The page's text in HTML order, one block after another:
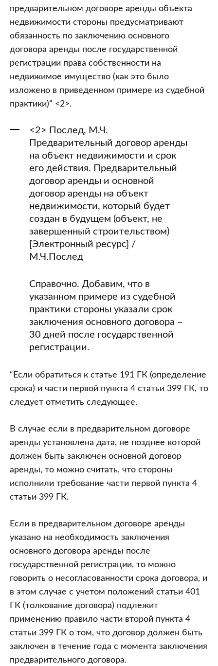
предварительном договоре аренды объекта
недвижимости стороны предусматривают
обязанность по заключению основного
договора аренды после государственной
регистрации права собственности на
недвижимое имущество (как это было
изложено в приведенном примере из судебной
практики)” <2>.
<2> Послед, М.Ч.
Предварительный договор аренды
на объект недвижимости и срок
его действия. Предварительный
договор аренды и основной
договор аренды на объект
недвижимости, который будет
создан в будущем (объект, не
завершенный строительством)
[Электронный ресурс] /
М.Ч.Послед
Справочно. Добавим, что в
указанном примере из судебной
практики стороны указали срок
заключения основного договора –
30 дней после государственной
регистрации.
“Если обратиться к статье 191 ГК (определение
срока) и части первой пункта 4 статьи 399 ГК, то
следует отметить следующее.
В случае если в предварительном договоре
аренды установлена дата, не позднее которой
должен быть заключен основной договор
аренды, то можно считать, что стороны
исполнили требование части первой пункта 4
статьи 399 ГК.
Если в предварительном договоре аренды
указано на необходимость заключения
основного договора аренды после
государственной регистрации, то можно
говорить о несогласованности срока договора, и
в этом случае с учетом положений статьи 401
ГК (толкование договора) подлежит
применению правило части второй пункта 4
статьи 399 ГК о том, что договор должен быть
заключен в течение года с момента заключения
предварительного договора.